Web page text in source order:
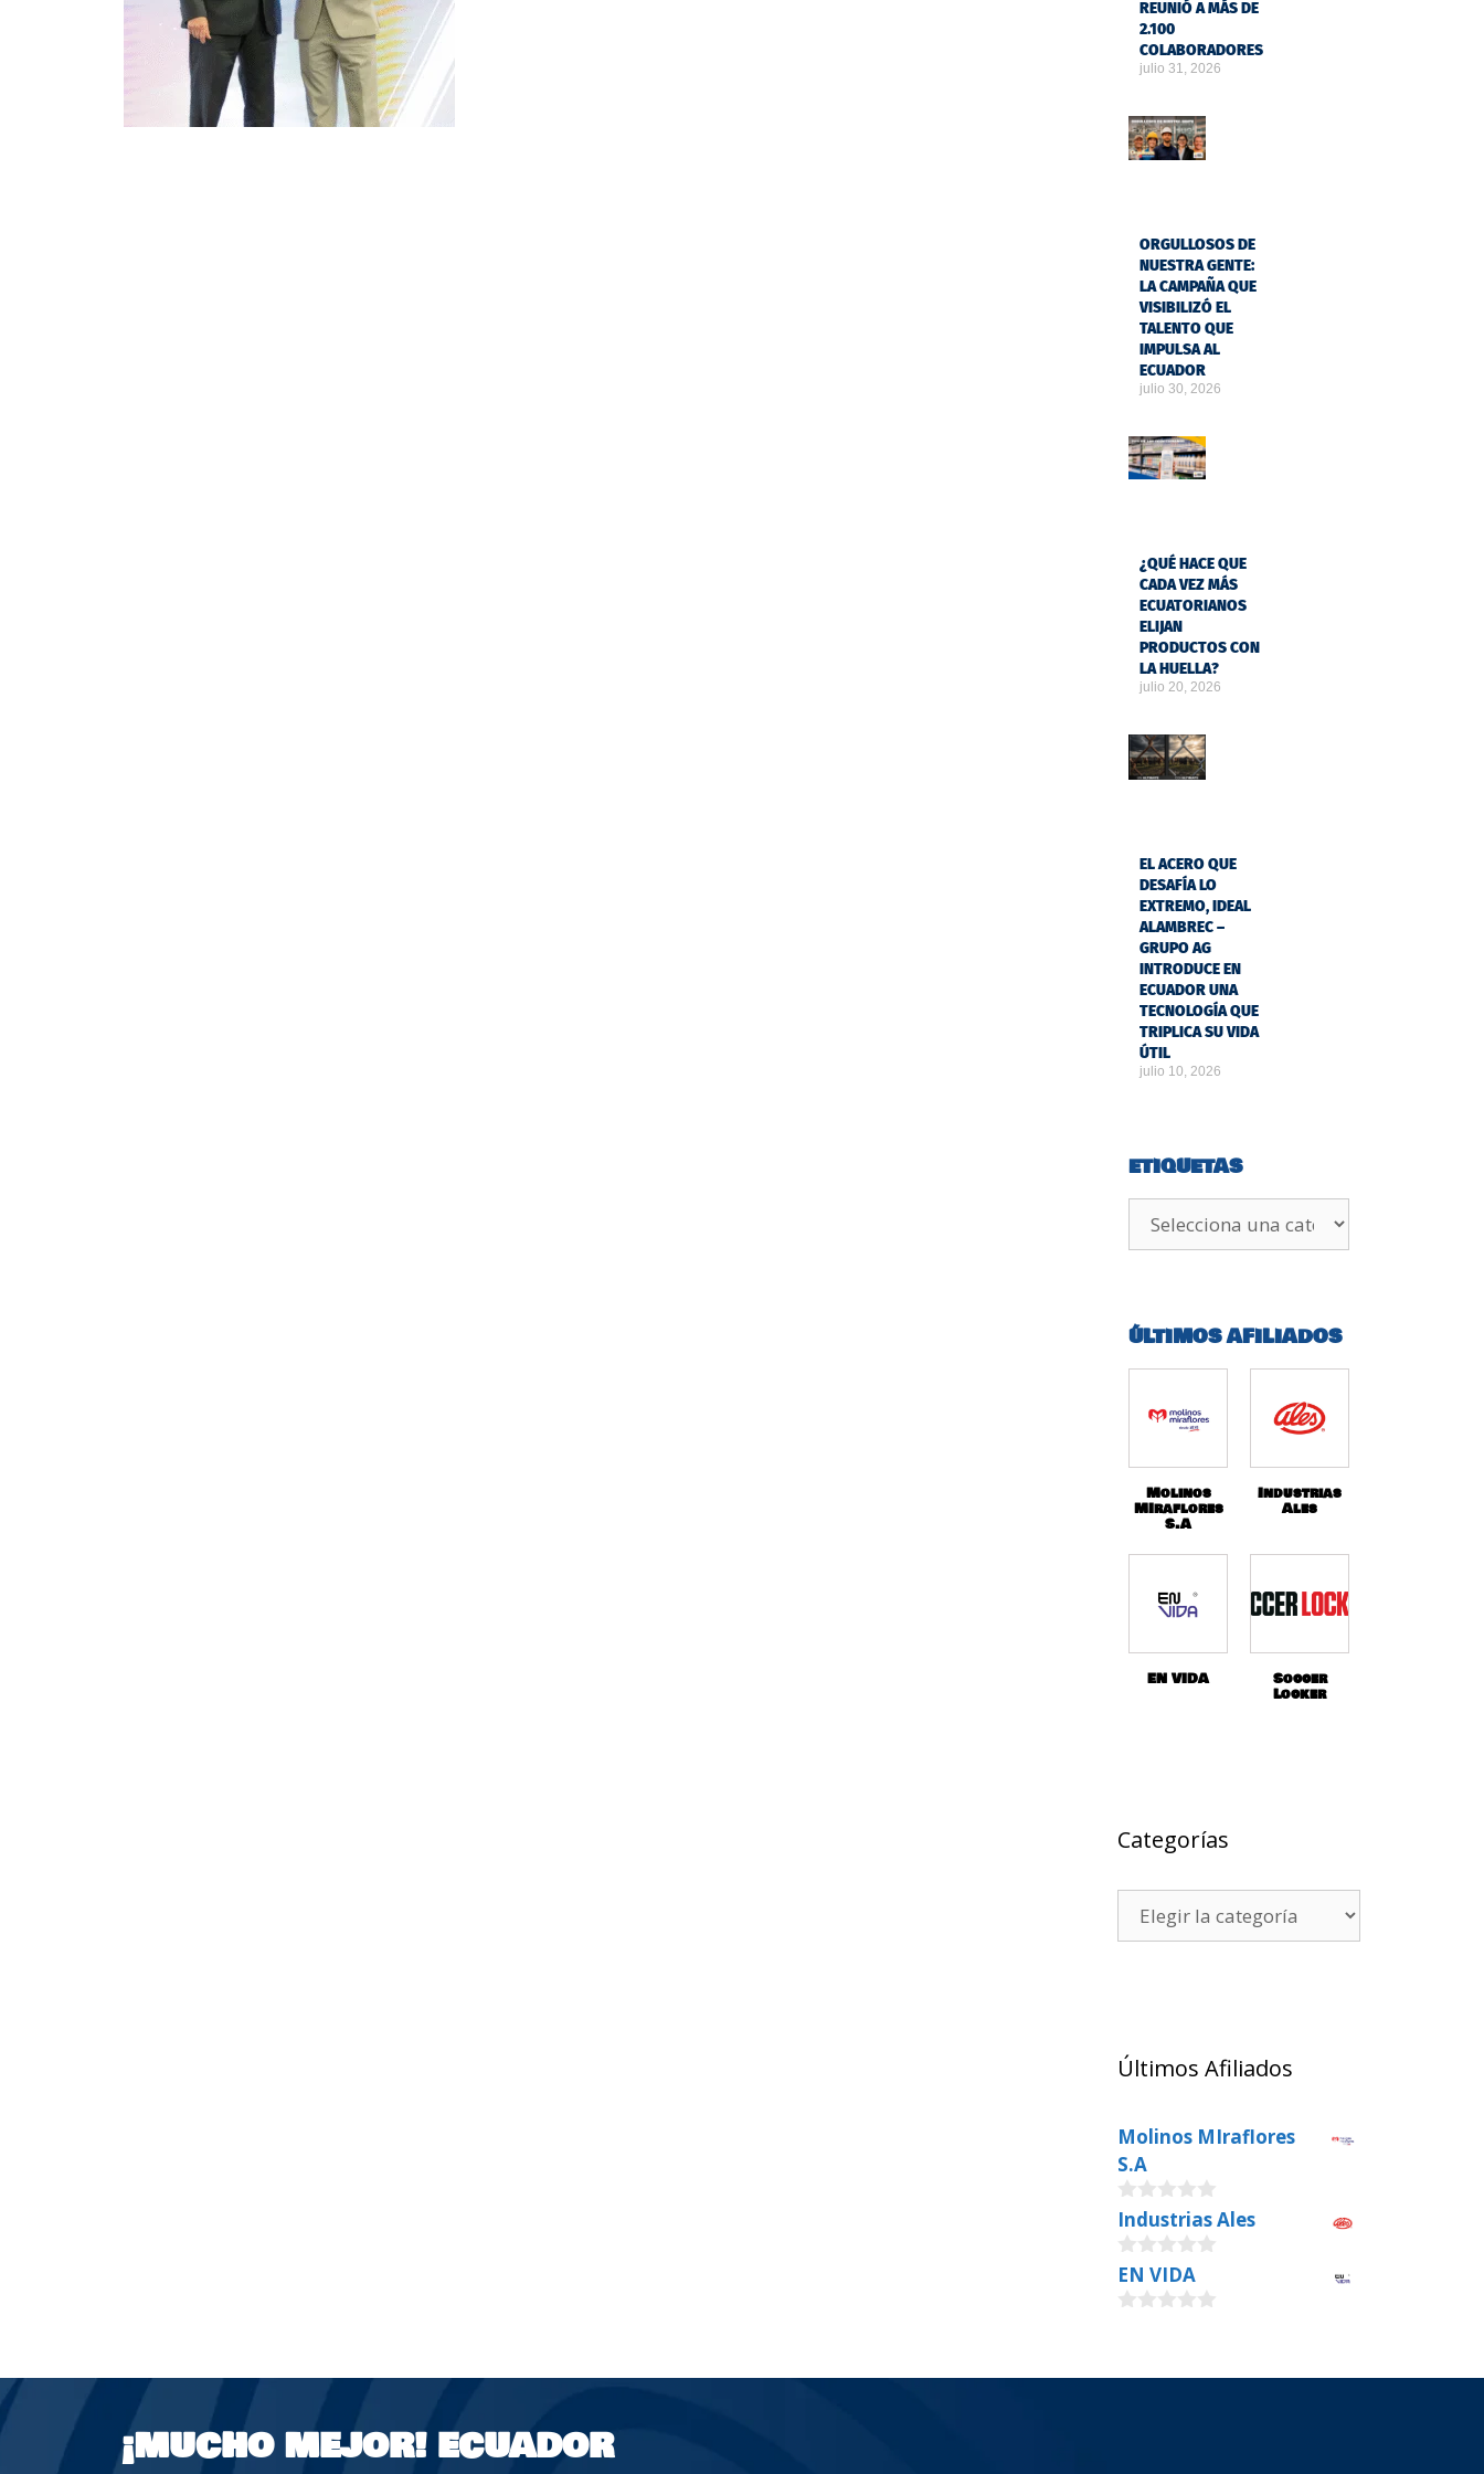
REUNIÓ A MÁS DE
2.100
COLABORADORES
julio 31, 2026
ORGULLOSOS DE
NUESTRA GENTE:
LA CAMPAÑA QUE
VISIBILIZÓ EL
TALENTO QUE
IMPULSA AL
ECUADOR
julio 30, 2026
¿QUÉ HACE QUE
CADA VEZ MÁS
ECUATORIANOS
ELIJAN
PRODUCTOS CON
LA HUELLA?
julio 20, 2026
EL ACERO QUE
DESAFÍA LO
EXTREMO, IDEAL
ALAMBREC –
GRUPO AG
INTRODUCE EN
ECUADOR UNA
TECNOLOGÍA QUE
TRIPLICA SU VIDA
ÚTIL
julio 10, 2026
ETIQUETAS
ÚLTIMOS AFILIADOS
Molinos
MIraflores
S.A
Industrias
Ales
EN VIDA Soccer
Locker
Categorías
Últimos Afiliados
Molinos MIraflores
S.A
0
o
u
t
o
f
Industrias Ales
0
o
u
5
EN VIDA
t
¡MUCHO MEJOR! ECUADOR